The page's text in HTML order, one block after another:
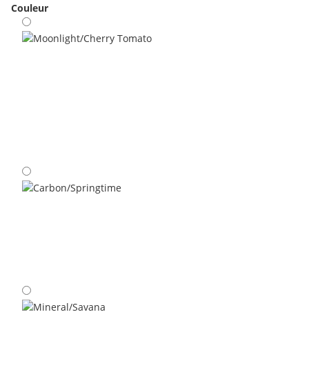
Couleur
Moonlight/Cherry Tomato
Carbon/Springtime